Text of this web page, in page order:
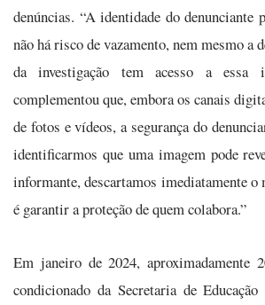
denúncias. “A identidade do denunciante
não há risco de vazamento, nem mesmo a
da investigação tem acesso a essa
complementou que, embora os canais
de fotos e vídeos, a segurança do
identificarmos que uma imagem pode
informante, descartamos imediatamente
é garantir a proteção de quem colabora.”
Em janeiro de 2024, aproximadamente
condicionado da Secretaria de